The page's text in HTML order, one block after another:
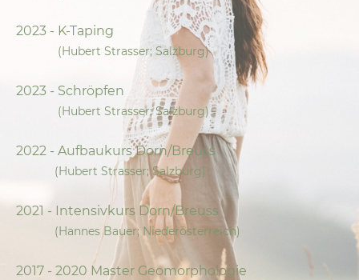
2023 - K-Taping
(Hubert Strasser; Salzburg)
2023 - Schröpfen
(Hubert Strasser; Salzburg)
2022 - Aufbaukurs Dorn/Breuss
(Hubert Strasser; Salzburg)
2021 - Intensivkurs Dorn/Breuss
(Hannes Bauer; Niederösterreich)
2017 - 2020 Master Geomorphologie